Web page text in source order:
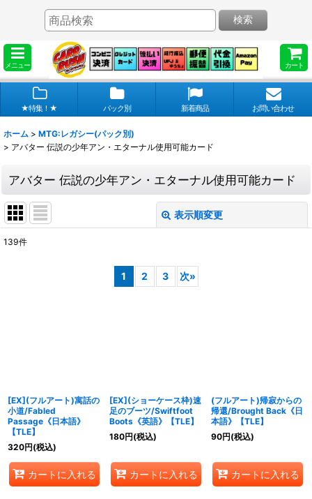
メニュー カート
検索
★特集！★ パック別 新着商品 お問い合わせ
ホーム > MTG:レガシー(パック別)
> アバター 伝説の少年アン・エターナル使用可能カード
アバター 伝説の少年アン・エターナル使用可能カード
表示順変更
139件
1 2 3 次»
[EX](フルアート)寓話の
小道/Fabled
Passage《日本語》
【TLE】
320円(税込)
カートに入れる
[EX](ショーケース枠)速
足のブーツ/Swiftfoot
Boots《英語》【TLE】
180円(税込)
カートに入れる
(フルアート)帰寂からの
帰還/Brought Back《日
本語》【TLE】
90円(税込)
カートに入れる